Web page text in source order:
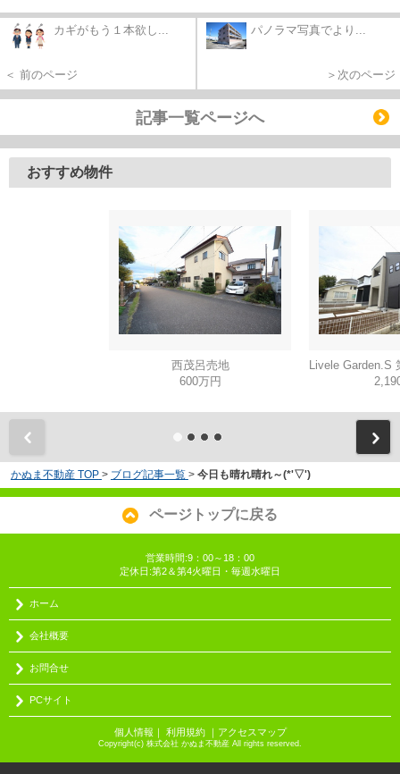
カギがもう１本欲し...
＜ 前のページ
パノラマ写真でより...
＞次のページ
記事一覧ページへ
おすすめ物件
西茂呂売地
600万円
かぬま不動産 TOP > ブログ記事一覧 > 今日も晴れ晴れ～(*'▽')
ページトップに戻る
営業時間:9：00～18：00
定休日:第2＆第4火曜日・毎週水曜日
ホーム
会社概要
お問合せ
PCサイト
個人情報 ｜ 利用規約｜ アクセスマップ
Copyright(c) 株式会社 かぬま不動産 All rights reserved.